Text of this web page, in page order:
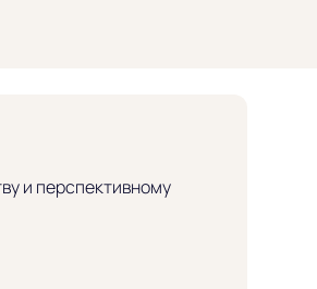
и перспективному